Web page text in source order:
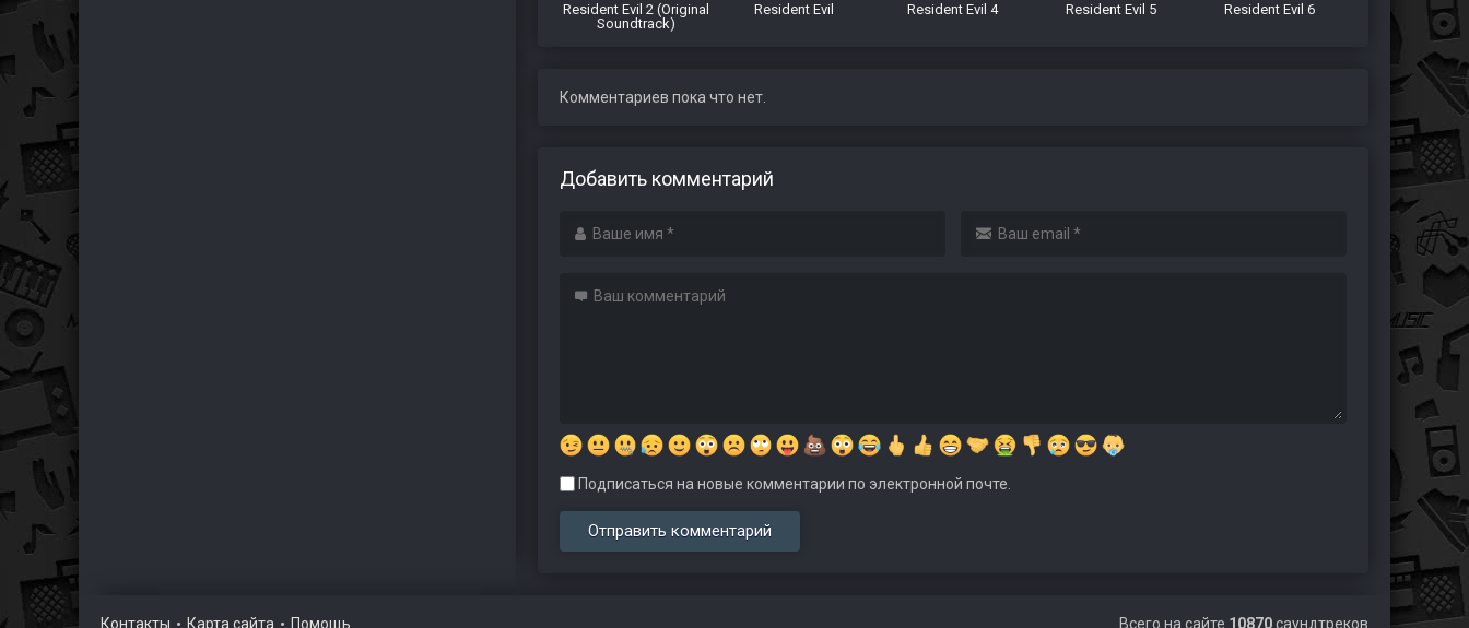
Resident Evil 2 (Original
Soundtrack)
Resident Evil Resident Evil 4 Resident Evil 5 Resident Evil 6
Комментариев пока что нет.
Добавить комментарий
Подписаться на новые комментарии по электронной почте.
Контакты Карта сайта Помощь Всего на сайте 10870саундтреков